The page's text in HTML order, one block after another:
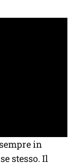
in
stesso. Il